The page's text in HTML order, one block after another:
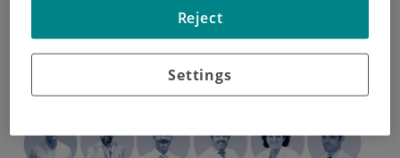
Settings
Reject